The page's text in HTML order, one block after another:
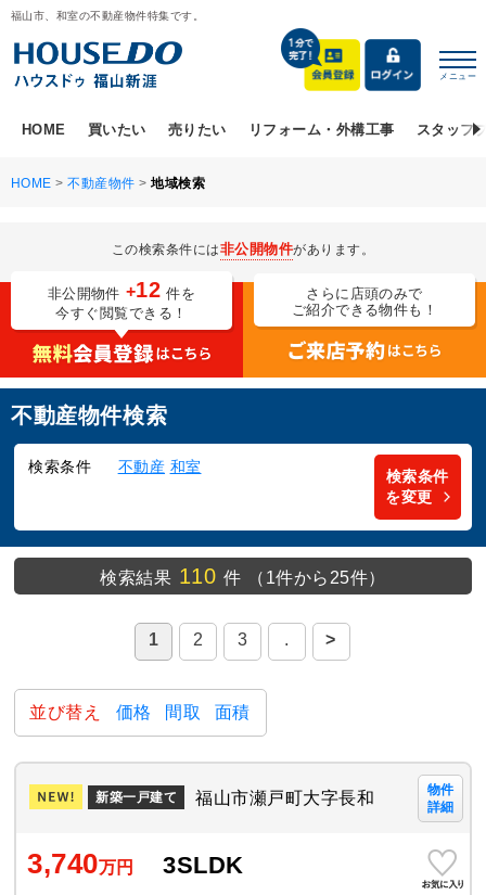
福山市、和室の不動産物件特集です。
メニュー
HOME 買いたい 売りたい リフォーム・外構工事 スタッフ
HOME >不動産物件 >地域検索
この検索条件には非公開物件があります。
非公開物件 +12 件を
今すぐ閲覧できる！
さらに店頭のみで
ご紹介できる物件も！
不動産物件検索
検索条件 不動産 和室
検索条件
を変更
検索結果 110 件 （1件から25件）
1 2 3 . >
並び替え 価格 間取 面積
新築一戸建て 福山市瀬戸町大字長和
物件
詳細
3,740万円 3SLDK